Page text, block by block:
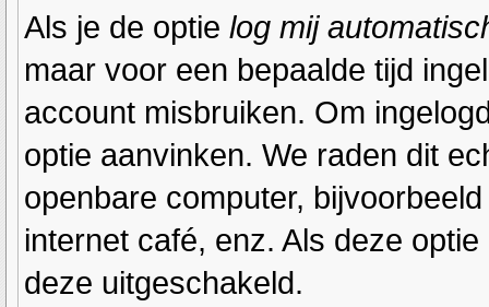
Als je de optie log mij
maar voor een bepaalde tijd
account misbruiken. Om
optie aanvinken. We raden dit
openbare computer,
internet café, enz. Als deze
deze uitgeschakeld.